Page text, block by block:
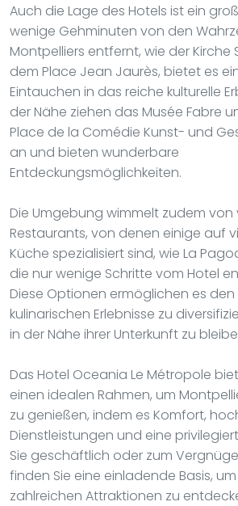
Auch die Lage des Hotels ist ein
wenige Gehminuten von den
Montpelliers entfernt, wie der Kirche
dem Place Jean Jaurès, bietet es
Eintauchen in das reiche kulturelle
der Nähe ziehen das Musée Fabre
Place de la Comédie Kunst- und
an und bieten wunderbare
Entdeckungsmöglichkeiten.
Die Umgebung wimmelt zudem
Restaurants, von denen einige auf
Küche spezialisiert sind, wie La
die nur wenige Schritte vom Hotel
Diese Optionen ermöglichen es den
kulinarischen Erlebnisse zu
in der Nähe ihrer Unterkunft zu
Das Hotel Oceania Le Métropole
einen idealen Rahmen, um
zu genießen, indem es Komfort,
Dienstleistungen und eine
Sie geschäftlich oder zum
finden Sie eine einladende Basis,
zahlreichen Attraktionen zu